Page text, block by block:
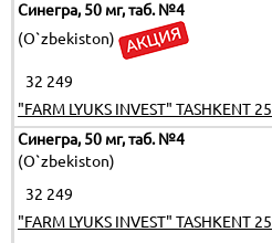
Синегра, 50 мг, таб. №4
(O`zbekiston)
32 249
"FARM LYUKS INVEST" TASHKENT 25
Синегра, 50 мг, таб. №4
(O`zbekiston)
32 249
"FARM LYUKS INVEST" TASHKENT 25